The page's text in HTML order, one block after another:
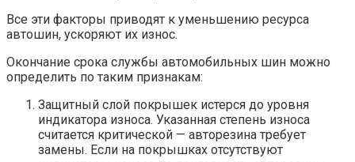
Все эти факторы приводят к уменьшению ресурса
автошин, ускоряют их износ.
Окончание срока службы автомобильных шин можно
определить по таким признакам:
Защитный слой покрышек истерся до уровня
индикатора износа. Указанная степень износа
считается критической — авторезина требует
замены. Если на покрышках отсутствуют